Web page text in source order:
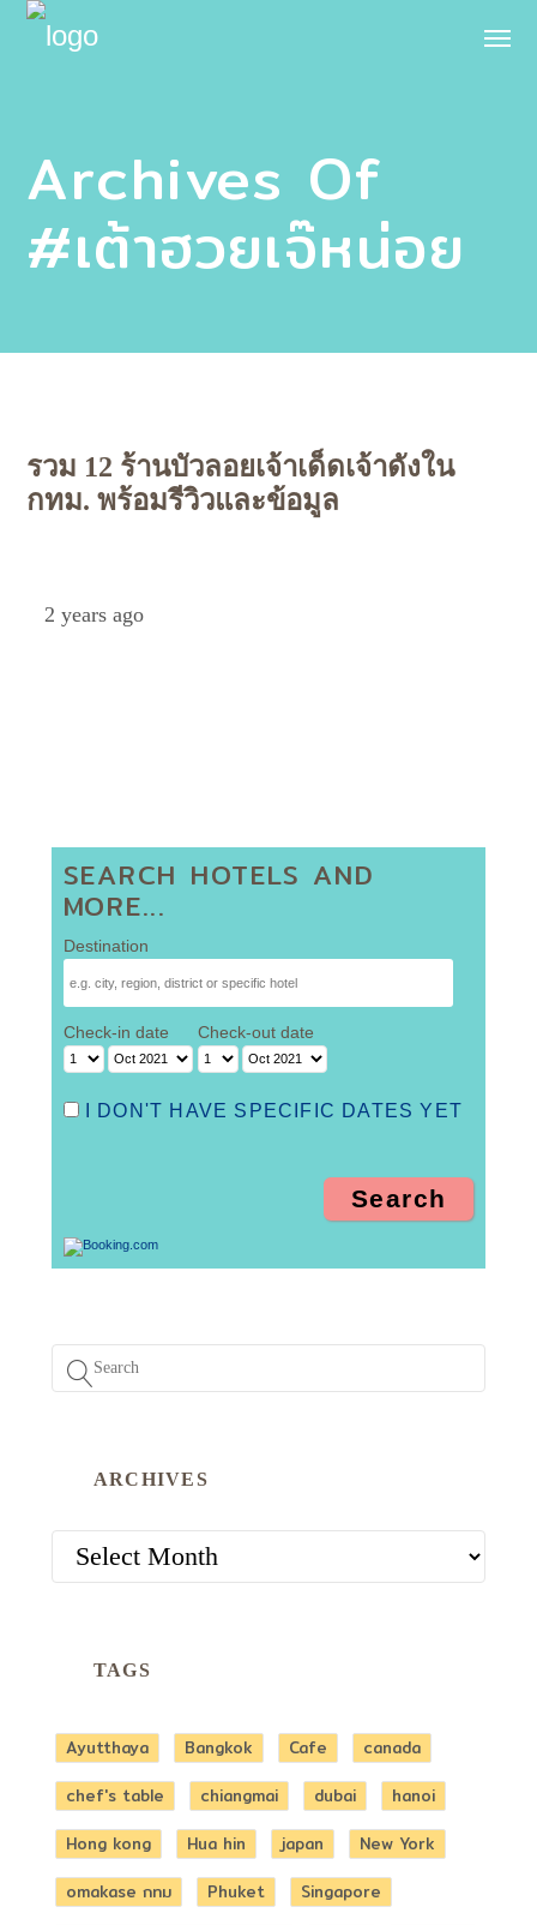
Archives Of
#เต้าฮวยเจ๊หน่อย
รวม 12 ร้านบัวลอยเจ้าเด็ดเจ้าดังใน
กทม. พร้อมรีวิวและข้อมูล
2 years ago
SEARCH HOTELS AND
MORE...
Destination
Check-in date Check-out date
I DON'T HAVE SPECIFIC DATES YET
ARCHIVES
TAGS
Ayutthaya Bangkok Cafe
canada
chef's table
chiangmai dubai
hanoi
Hong kong
Hua hin japan
New York
omakase กทม
Phuket
Singapore